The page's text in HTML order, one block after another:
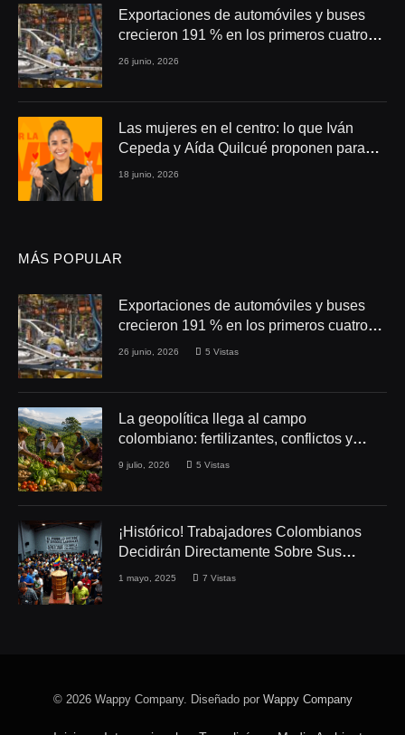
Exportaciones de automóviles y buses
crecieron 191 % en los primeros cuatro
meses de 2026
26 junio, 2026
Las mujeres en el centro: lo que Iván
Cepeda y Aída Quilcué proponen para
Colombia
18 junio, 2026
MÁS POPULAR
Exportaciones de automóviles y buses
crecieron 191 % en los primeros cuatro
meses de 2026
26 junio, 2026 5 Vistas
La geopolítica llega al campo
colombiano: fertilizantes, conflictos y
seguridad alimentaria
9 julio, 2026 5 Vistas
¡Histórico! Trabajadores Colombianos
Decidirán Directamente Sobre Sus
Derechos Laborales
1 mayo, 2025 7 Vistas
© 2026 Wappy Company. Diseñado por Wappy Company